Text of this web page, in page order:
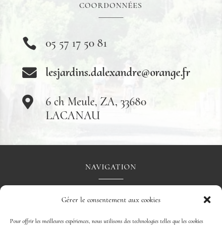
Gérer le consentement aux cookies
Pour offrir les meilleures expériences, nous utilisons des technologies telles que les cookies
COORDONNÉES
 05 57 17 50 81
 lesjardins.dalexandre@orange.fr

6 ch Meule, ZA, 33680
LACANAU
NAVIGATION
Paysagiste Jardinerie
Galerie photos